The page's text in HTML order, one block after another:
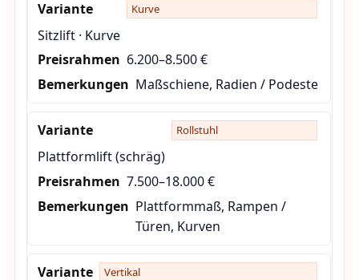
Kurve
Sitzlift · Kurve
6.200–8.500 €
Maßschiene, Radien / Podeste
Rollstuhl
Plattformlift (schräg)
7.500–18.000 €
Plattformmaß, Rampen /
Türen, Kurven
Vertikal